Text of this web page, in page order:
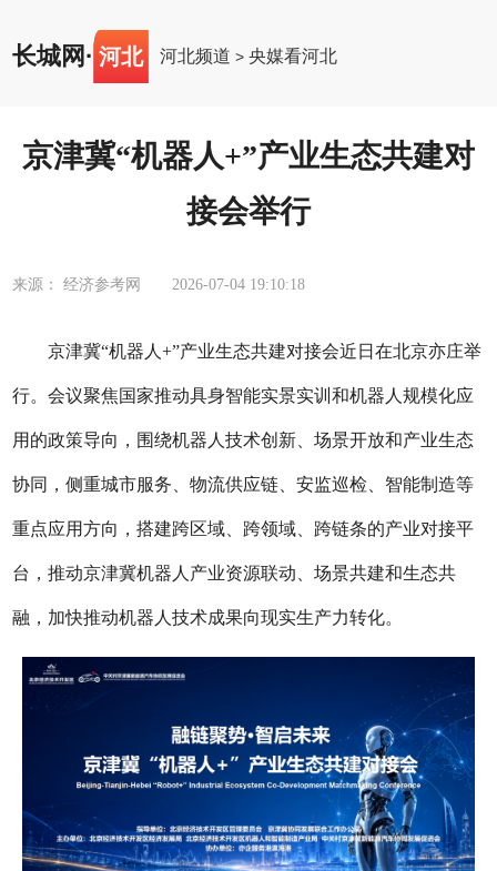
长城网 · 河北 河北频道 >央媒看河北
京津冀“机器人+”产业生态共建对
接会举行
来源： 经济参考网 2026-07-04 19:10:18
京津冀“机器人+”产业生态共建对接会近日在北京亦庄举
行。会议聚焦国家推动具身智能实景实训和机器人规模化应
用的政策导向，围绕机器人技术创新、场景开放和产业生态
协同，侧重城市服务、物流供应链、安监巡检、智能制造等
重点应用方向，搭建跨区域、跨领域、跨链条的产业对接平
台，推动京津冀机器人产业资源联动、场景共建和生态共
融，加快推动机器人技术成果向现实生产力转化。